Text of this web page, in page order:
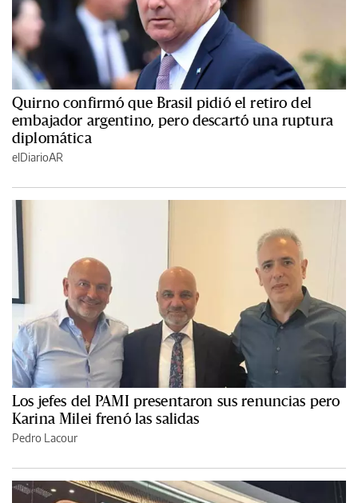
Quirno confirmó que Brasil pidió el retiro del
embajador argentino, pero descartó una ruptura
diplomática
elDiarioAR
Los jefes del PAMI presentaron sus renuncias pero
Karina Milei frenó las salidas
Pedro Lacour